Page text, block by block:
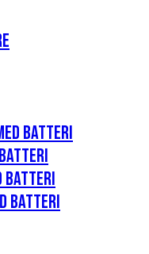
batteri
batteri
batteri
batteri